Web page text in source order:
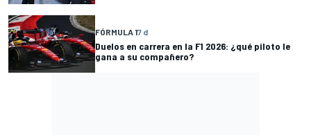
FÓRMULA 17 d
Duelos en carrera en la F1 2026: ¿qué piloto le
gana a su compañero?